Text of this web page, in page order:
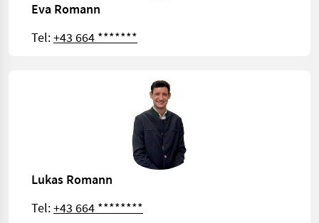
Eva Romann
Tel:+43 664 *******
Lukas Romann
Tel:+43 664 ********